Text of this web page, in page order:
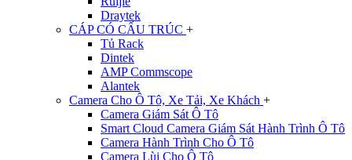
Draytek
CÁP CÓ CẤU TRÚC +
Tủ Rack
Dintek
AMP Commscope
Alantek
Camera Cho Ô Tô, Xe Tải, Xe Khách +
Camera Giám Sát Ô Tô
Smart Cloud Camera Giám Sát Hành Trình Ô Tô
Camera Hành Trình Cho Ô Tô
Camera Lùi Cho Ô Tô